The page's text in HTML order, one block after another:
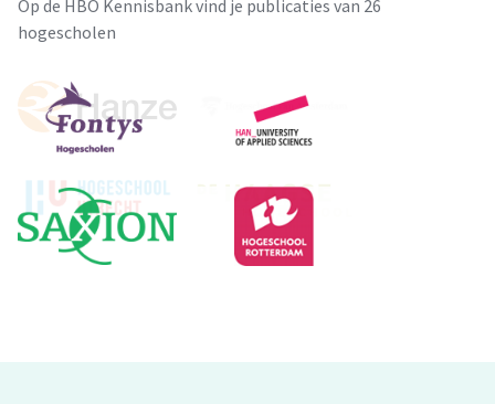
Op de HBO Kennisbank vind je publicaties van 26
hogescholen